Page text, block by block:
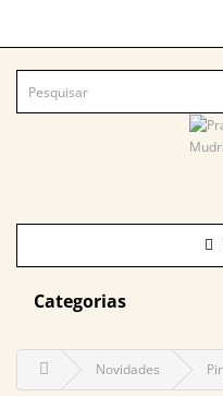
Categorias
Novidades